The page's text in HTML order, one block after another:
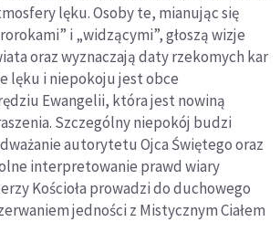
lęku. Osoby te, mianując się
i „widzącymi”, głoszą wizje
oraz wyznaczają daty rzekomych kar
lęku i niepokoju jest obce
Ewangelii, która jest nowiną
Szczególny niepokój budzi
autorytetu Ojca Świętego oraz
interpretowanie prawd wiary
Kościoła prowadzi do duchowego
jedności z Mistycznym Ciałem